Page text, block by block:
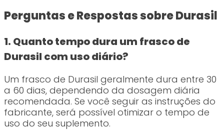
Perguntas e Respostas sobre Durasil
1. Quanto tempo dura um frasco de
Durasil com uso diário?
Um frasco de Durasil geralmente dura entre 30
a 60 dias, dependendo da dosagem diária
recomendada. Se você seguir as instruções do
fabricante, será possível otimizar o tempo de
uso do seu suplemento.